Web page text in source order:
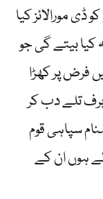
مورالائز کیا
بیتے گی جو
فرض پر کھڑا
تلے دب کر
سپاہی قوم
ہوں ان کے